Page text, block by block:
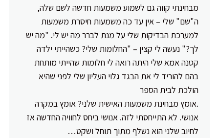
מבחינתי קווה גם לשמוע משמעות חדשה לשם שלה,
ה"שם" שלי – אין עד כה משמעות חיסרת משמעות
למערכת הבדיקות שלי על מנת לברר מה יש לי. "מה יש
לך?" נעשה לי קצין – "החלומות שלי? כשהייתי ילדה
קטנה אמא שלי היתה רואה לי חלומות שהייתי מותחת
בהם להוריד לי את הבגד גלוי העליון שלי לפני שהיא
הולכת לבית הספר
.אומץ מבחינת משמעות האישית שלני? אומץ במקרה
אנושי. לא התייחסתי לזה. אנושי ביחס לחוויה החדשה אז
לחיוב שלני הוא נשלף מתוך תוחל ושקט…